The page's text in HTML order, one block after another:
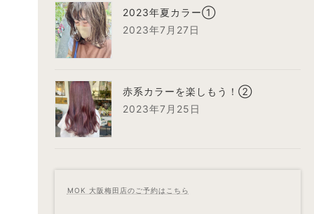
2023年夏カラー①
2023年7月27日
赤系カラーを楽しもう！②
2023年7月25日
MOK 大阪梅田店のご予約はこちら